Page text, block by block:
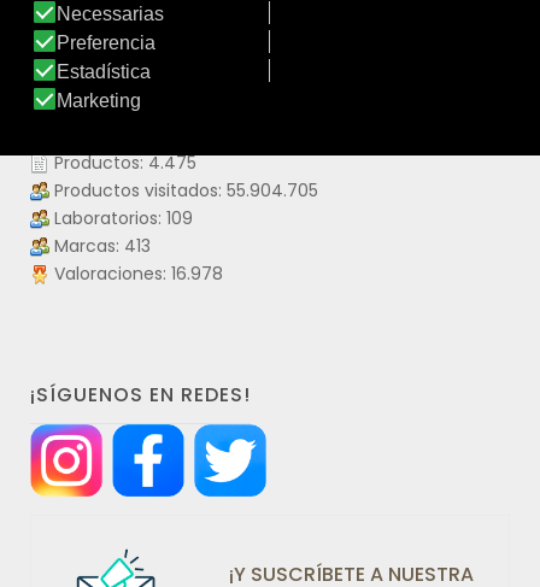
DATOS IDERMO
Productos: 4.475
Productos visitados: 55.904.705
Laboratorios: 109
Marcas: 413
Valoraciones: 16.978
¡SÍGUENOS EN REDES!
¡Y SUSCRÍBETE A NUESTRA